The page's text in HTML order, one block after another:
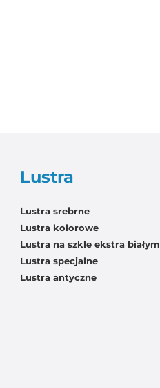
Lustra
Lustra srebrne
Lustra kolorowe
Lustra na szkle ekstra białym
Lustra specjalne
Lustra antyczne